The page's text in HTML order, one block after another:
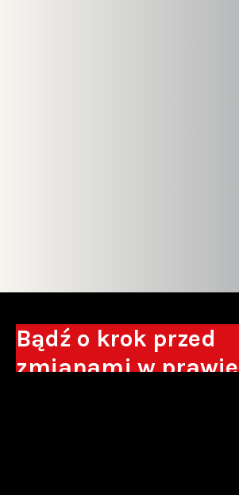
Bądź o krok przed
zmianami w prawie